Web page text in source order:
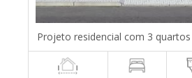
Projeto residencial com 3 quartos